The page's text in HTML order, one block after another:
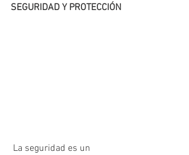
SEGURIDAD Y PROTECCIÓN